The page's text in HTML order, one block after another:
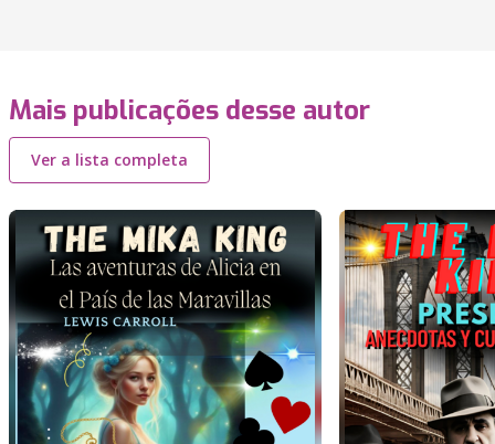
Mais publicações desse autor
Ver a lista completa